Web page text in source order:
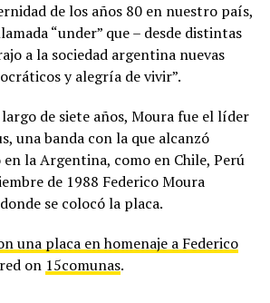
de los años 80 en nuestro país,
“under” que – desde distintas
a la sociedad argentina nuevas
y alegría de vivir”.
largo de siete años, Moura fue el líder
una banda con la que alcanzó
la Argentina, como en Chile, Perú
de 1988 Federico Moura
se colocó la placa.
una placa en homenaje a Federico
on 15comunas.